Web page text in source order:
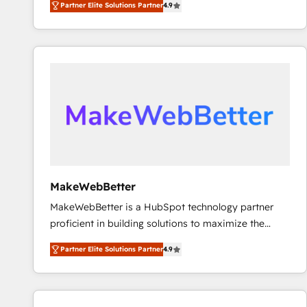
marketing automation, Growth, Revops, CRM et
webdesign. Markentive is both a consulting firm, a
digital agency and an integrator. With over 115
Partner Elite Solutions Partner4.9
MakeWebBetter
MakeWebBetter is a HubSpot technology partner
proficient in building solutions to maximize the
operational efficiency of HubSpot. The fastest-
growing tech-enabler & facilitator, MakeWebBetter,
hands you the blend of HubSpot expertise &
eminent solutions & integrations. Trust us to
Partner Elite Solutions Partner4.9